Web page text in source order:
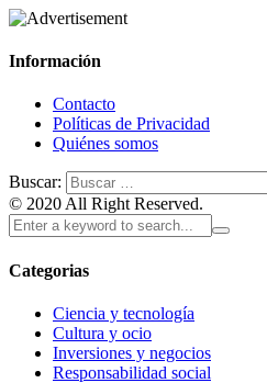
Información
Contacto
Políticas de Privacidad
Quiénes somos
Buscar:
© 2020 All Right Reserved.
Categorias
Ciencia y tecnología
Cultura y ocio
Inversiones y negocios
Responsabilidad social